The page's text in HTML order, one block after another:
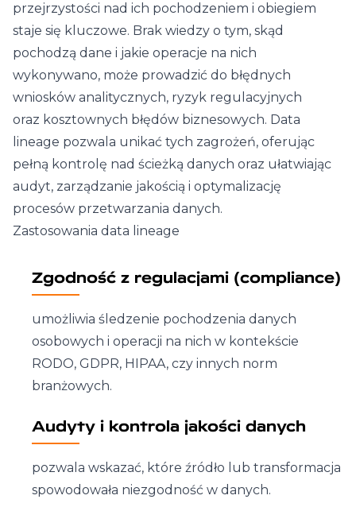
przejrzystości nad ich pochodzeniem i obiegiem
staje się kluczowe. Brak wiedzy o tym, skąd
pochodzą dane i jakie operacje na nich
wykonywano, może prowadzić do błędnych
wniosków analitycznych, ryzyk regulacyjnych
oraz kosztownych błędów biznesowych. Data
lineage pozwala unikać tych zagrożeń, oferując
pełną kontrolę nad ścieżką danych oraz ułatwiając
audyt, zarządzanie jakością i optymalizację
procesów przetwarzania danych.
Zastosowania data lineage
Zgodność z regulacjami (compliance)
umożliwia śledzenie pochodzenia danych
osobowych i operacji na nich w kontekście
RODO, GDPR, HIPAA, czy innych norm
branżowych.
Audyty i kontrola jakości danych
pozwala wskazać, które źródło lub transformacja
spowodowała niezgodność w danych.